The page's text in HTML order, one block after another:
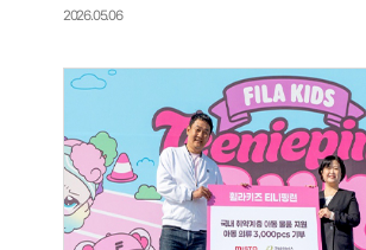
2026.05.06